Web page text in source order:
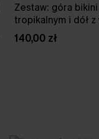
Zestaw: góra
tropikalnym i dół
140,00 zł